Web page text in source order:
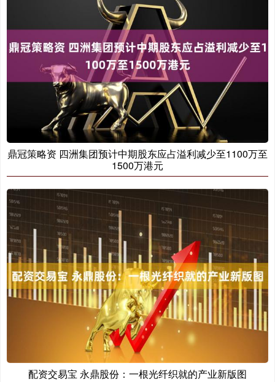
鼎冠策略资 四洲集团预计中期股东应占溢利减少至1100万至
1500万港元
配资交易宝 永鼎股份：一根光纤织就的产业新版图